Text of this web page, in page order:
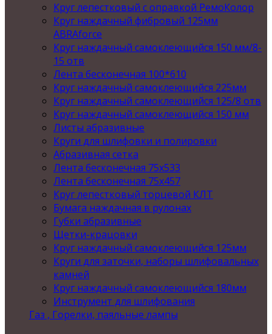
Круг лепестковый с оправкой РемоКолор
Круг наждачный фибровый 125мм
ABRAforce
Круг наждачный самоклеющийся 150 мм/8-
15 отв
Лента бесконечная 100*610
Круг наждачный самоклеющийся 225мм
Круг наждачный самоклеющийся 125/8 отв
Круг наждачный самоклеющийся 150 мм
Листы абразивные
Круги для шлифовки и полировки
Абразивная сетка
Лента бесконечная 75х533
Лента бесконечная 75х457
Круг лепестковый торцевой КЛТ
Бумага наждачная в рулонах
Губки абразивные
Щетки-крацовки
Круг наждачный самоклеющийся 125мм
Круги для заточки, наборы шлифовальных
камней
Круг наждачный самоклеющийся 180мм
Инструмент для шлифования
Газ , Горелки, паяльные лампы